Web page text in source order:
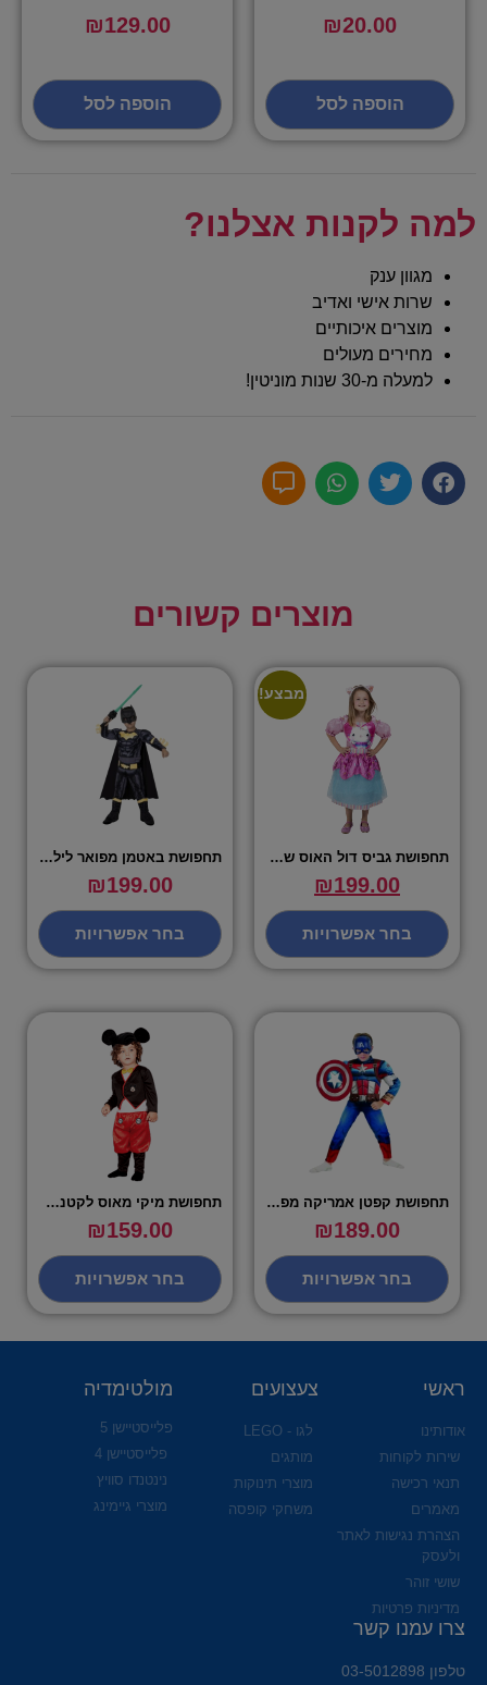
₪20.00
הוספה לסל
₪129.00
הוספה לסל
למה לקנות אצלנו?
מגוון ענק
שרות אישי ואדיב
מוצרים איכותיים
מחירים מעולים
למעלה מ-30 שנות מוניטין!
מוצרים קשורים
מבצע!
תחפושת גביס דול האוס שמלה – שושי זוהר
₪199.00
בחר אפשרויות
תחפושת באטמן מפואר לילדים – שושי זוהר
₪199.00
בחר אפשרויות
תחפושת קפטן אמריקה מפואר – שושי זוהר
₪189.00
בחר אפשרויות
תחפושת מיקי מאוס לקטנטנים – שושי זוהר
₪159.00
בחר אפשרויות
ראשי
אודותינו
שירות לקוחות
תנאי רכישה
מאמרים
הצהרת נגישות לאתר
ולעסק
שושי זוהר
מדיניות פרטיות
צעצועים
לגו - LEGO
מותגים
מוצרי תינוקות
משחקי קופסה
מולטימדיה
פלייסטיישן 5
פלייסטיישן 4
נינטנדו סוויץ
מוצרי גיימינג
צרו עמנו קשר
טלפון 03-5012898